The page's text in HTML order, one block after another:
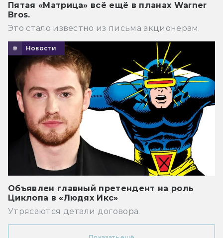
Пятая «Матрица» всё ещё в планах Warner
Bros.
Это стало известно из письма акционерам.
Новости
Объявлен главный претендент на роль
Циклопа в «Людях Икс»
Утрясаются детали договора.